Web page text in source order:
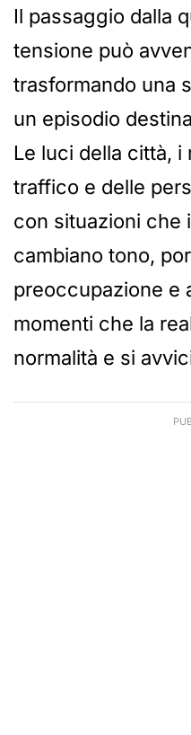
Il passaggio dalla
tensione può
trasformando una
un episodio
Le luci della città, i
traffico e delle
con situazioni che
cambiano tono,
preoccupazione e
momenti che la
normalità e si